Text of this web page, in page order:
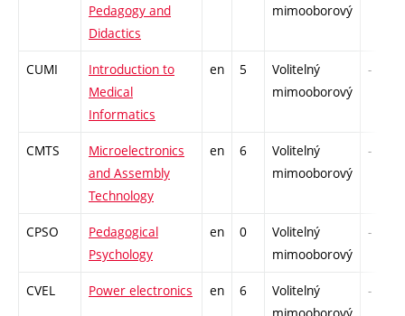
Pedagogy and
Didactics
mimooborový
CUMI
Introduction to
Medical
Informatics
en 5
Volitelný
mimooborový
-
CMTS
Microelectronics
and Assembly
Technology
en 6
Volitelný
mimooborový
-
CPSO
Pedagogical
Psychology
en 0
Volitelný
mimooborový
-
CVEL Power electronics en 6
Volitelný
-